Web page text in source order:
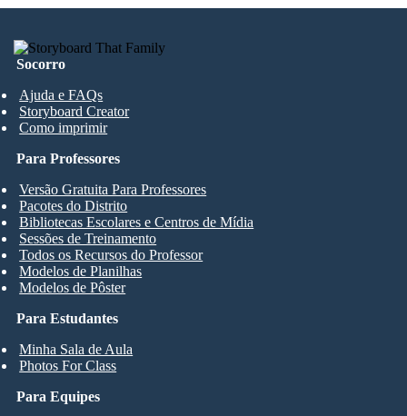
Socorro
Ajuda e FAQs
Storyboard Creator
Como imprimir
Para Estudantes
Minha Sala de Aula
Photos For Class
Para Professores
Versão Gratuita Para Professores
Pacotes do Distrito
Bibliotecas Escolares e Centros de Mídia
Sessões de Treinamento
Todos os Recursos do Professor
Modelos de Planilhas
Modelos de Pôster
Para Equipes